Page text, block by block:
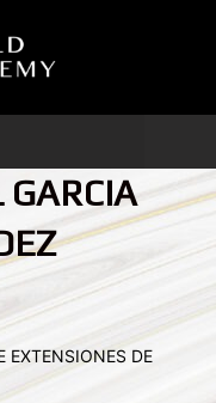
EXTENSIONES DE